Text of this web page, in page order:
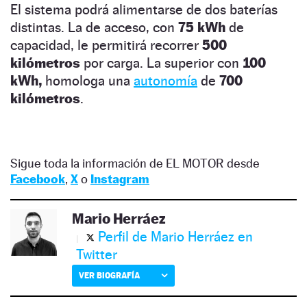
El sistema podrá alimentarse de dos baterías
distintas. La de acceso, con 75 kWh de
capacidad, le permitirá recorrer 500
kilómetros por carga. La superior con 100
kWh, homologa una autonomía de 700
kilómetros.
Sigue toda la información de EL MOTOR desde
Facebook, Xo Instagram
Mario Herráez
Perfil de Mario Herráez en
Twitter
VER BIOGRAFÍA